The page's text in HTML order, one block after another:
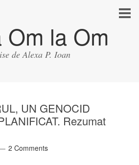
Om la Om
de Alexa P. Ioan
UN GENOCID
Rezumat
2 Comments